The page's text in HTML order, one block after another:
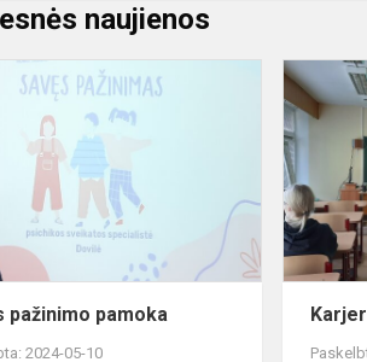
naujienos
Savęs
pažinimo
pamoka
pažinimo pamoka
2024-05-10